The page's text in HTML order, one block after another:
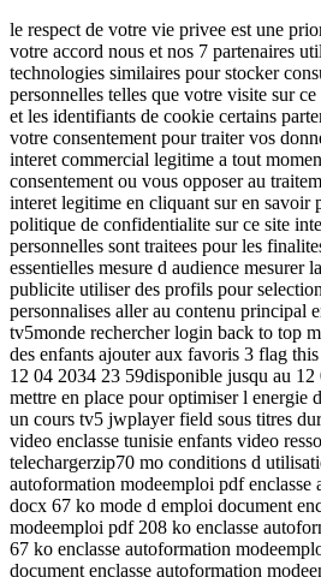
le respect de votre vie privee est une
votre accord nous et nos 7 partenaires
technologies similaires pour stocker
personnelles telles que votre visite sur
et les identifiants de cookie certains
votre consentement pour traiter vos
interet commercial legitime a tout
consentement ou vous opposer au
interet legitime en cliquant sur en savoir
politique de confidentialite sur ce site
personnelles sont traitees pour les
essentielles mesure d audience mesurer
publicite utiliser des profils pour
personnalises aller au contenu principal
tv5monde rechercher login back to top
des enfants ajouter aux favoris 3 flag
12 04 2034 23 59disponible jusqu au
mettre en place pour optimiser l energie
un cours tv5 jwplayer field sous titres
video enclasse tunisie enfants video
telechargerzip70 mo conditions d
autoformation modeemploi pdf enclasse
docx 67 ko mode d emploi document
modeemploi pdf 208 ko enclasse
67 ko enclasse autoformation
document enclasse autoformation